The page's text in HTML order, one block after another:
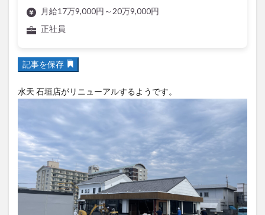
月給17万9,000円～20万9,000円
正社員
記事を保存
水天 石垣店がリニューアルするようです。
トキハ本店
ハロウィン
ハンバーガー
ハンバーグ
ビアガーデン
ヘルシー
ペスカトーレ
ペット
ホーバークラフト
ミヤマキリシマ
ラクテンチ
ラバーダック
ランチ ラーメン
リンクスクエア
レトロ
レンタサイクル
中央町
中津市 中華料理 九重町
休業
佐伯市
佐伯市ランチ 佐賀関
体験レポ
催事 公園 冬 初詣
別府